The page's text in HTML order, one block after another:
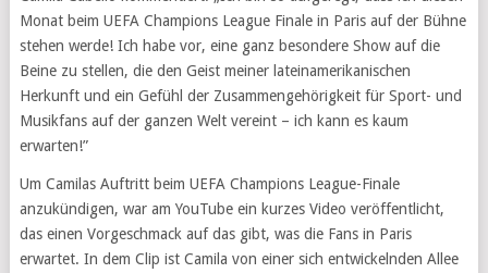
Monat beim UEFA Champions League Finale in Paris auf der Bühne
stehen werde! Ich habe vor, eine ganz besondere Show auf die
Beine zu stellen, die den Geist meiner lateinamerikanischen
Herkunft und ein Gefühl der Zusammengehörigkeit für Sport- und
Musikfans auf der ganzen Welt vereint – ich kann es kaum
erwarten!”
Um Camilas Auftritt beim UEFA Champions League-Finale
anzukündigen, war am YouTube ein kurzes Video veröffentlicht,
das einen Vorgeschmack auf das gibt, was die Fans in Paris
erwartet. In dem Clip ist Camila von einer sich entwickelnden Allee